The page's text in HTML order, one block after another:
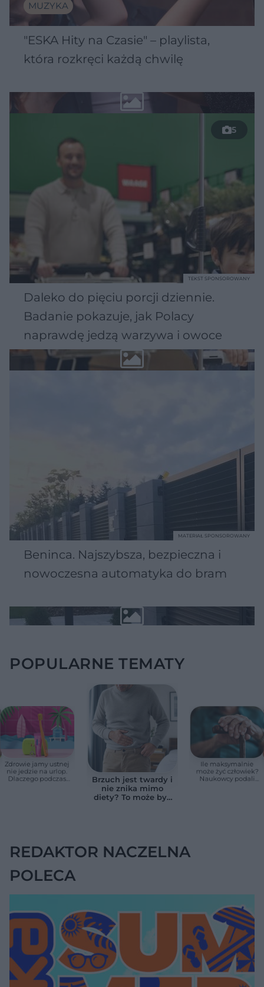
MUZYKA
"ESKA Hity na Czasie" – playlista,
która rozkręci każdą chwilę
5
Daleko do pięciu porcji dziennie.
Badanie pokazuje, jak Polacy
naprawdę jedzą warzywa i owoce
TEKST SPONSOROWANY
Beninca. Najszybsza, bezpieczna i
nowoczesna automatyka do bram
MATERIAŁ SPONSOROWANY
POPULARNE TEMATY
Zdrowie jamy ustnej
nie jedzie na urlop.
Dlaczego podczas
Brzuch jest twardy i
nie znika mimo
diety? To może być
Ile maksymalnie
może żyć człowiek?
Naukowcy podali
REDAKTOR NACZELNA
POLECA